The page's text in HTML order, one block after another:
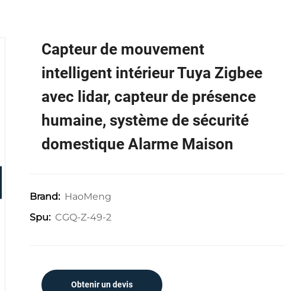
Capteur de mouvement
intelligent intérieur Tuya Zigbee
avec lidar, capteur de présence
humaine, système de sécurité
domestique Alarme Maison
Brand: HaoMeng
Spu: CGQ-Z-49-2
Obtenir un devis